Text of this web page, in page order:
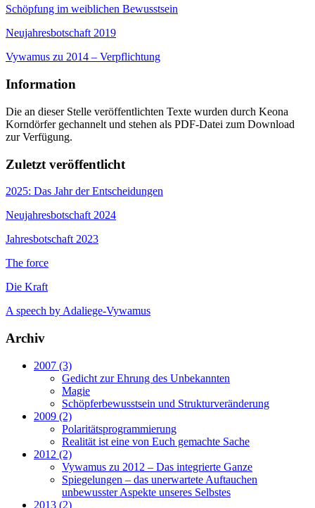
Schöpfung im weiblichen Bewusstsein
Neujahresbotschaft 2019
Vywamus zu 2014 – Verpflichtung
Information
Die an dieser Stelle veröffentlichten Texte wurden durch Keona
Korndörfer gechannelt und stehen als PDF-Datei zum Download
zur Verfügung.
Zuletzt veröffentlicht
2025: Das Jahr der Entscheidungen
Neujahresbotschaft 2024
Jahresbotschaft 2023
The force
Die Kraft
A speech by Adaliege-Vywamus
Archiv
2007 (3)
Gedicht zur Ehrung des Unbekannten
Magie
Schöpferbewusstsein und Strukturveränderung
2009 (2)
Polaritätsprogrammierung
Realität ist eine von Euch gemachte Sache
2012 (2)
Vywamus zu 2012 – Das integrierte Ganze
Spiegelungen – das unerwartete Auftauchen
unbewusster Aspekte unseres Selbstes
2013 (2)